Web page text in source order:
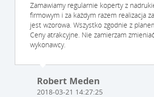
Zamawiamy regularnie koperty z
firmowym i za każdym razem realizacja
jest wzorowa. Wszystko zgodnie z
Ceny atrakcyjne. Nie zamierzam zmieniać
wykonawcy.
Robert Meden
2018-03-21 14:27:25